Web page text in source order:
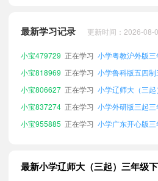
最新学习记录 更新时间：2026-08-
小宝828440 正在学习 小学辽师大（三起
小宝479729 正在学习 小学粤教沪外版
小宝818969 正在学习 小学鲁科版五四
小宝806627 正在学习 小学辽师大（三
小宝837274 正在学习 小学外研版三起
小宝955885 正在学习 小学广东开心版
小宝518003 正在学习 小学北京版三年
最新小学辽师大（三起）三年级